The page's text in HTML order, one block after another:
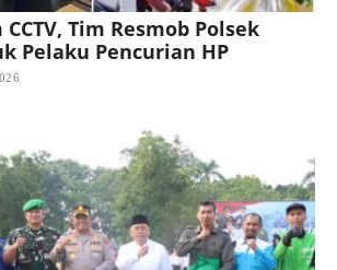
Tim Resmob Polsek
Pelaku Pencurian HP